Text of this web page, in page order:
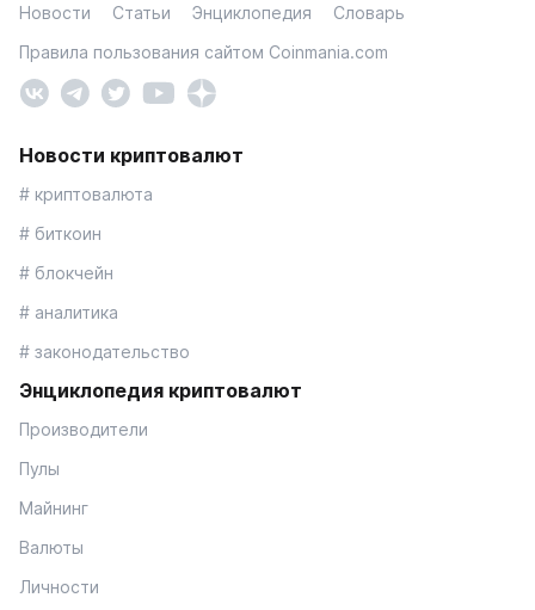
Новости Статьи Энциклопедия
Словарь
Правила пользования сайтом Coinmania.com
Новости криптовалют
# криптовалюта
# биткоин
# блокчейн
# аналитика
# законодательство
Энциклопедия криптовалют
Производители
Пулы
Майнинг
Валюты
Личности